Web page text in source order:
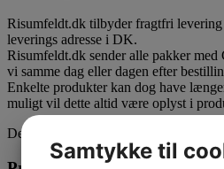
Risumfeldt.dk tilbyder fragtfri
leverings adresse i DK.
Risumfeldt.dk sender alle pakker
vi samme dag eller dagen efter
Enkelte produkter kan dog have
muligt vil dette altid være oplyst i
Der tages forbehold for forsinkelser
Samtykke til